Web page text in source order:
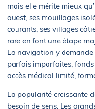
mais elle mérite mieux
ouest, ses mouillages
courants, ses villages
rare en font une étape
La navigation y demande
parfois imparfaites,
accès médical limité,
La popularité croissante
besoin de sens. Les